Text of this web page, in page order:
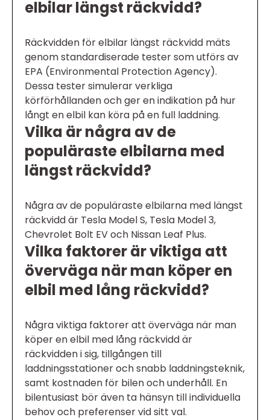
elbilar längst räckvidd?
Räckvidden för elbilar längst räckvidd mäts
genom standardiserade tester som utförs av
EPA (Environmental Protection Agency).
Dessa tester simulerar verkliga
körförhållanden och ger en indikation på hur
långt en elbil kan köra på en full laddning.
Vilka är några av de
populäraste elbilarna med
längst räckvidd?
Några av de populäraste elbilarna med längst
räckvidd är Tesla Model S, Tesla Model 3,
Chevrolet Bolt EV och Nissan Leaf Plus.
Vilka faktorer är viktiga att
överväga när man köper en
elbil med lång räckvidd?
Några viktiga faktorer att överväga när man
köper en elbil med lång räckvidd är
räckvidden i sig, tillgången till
laddningsstationer och snabb laddningsteknik,
samt kostnaden för bilen och underhåll. En
bilentusiast bör även ta hänsyn till individuella
behov och preferenser vid sitt val.